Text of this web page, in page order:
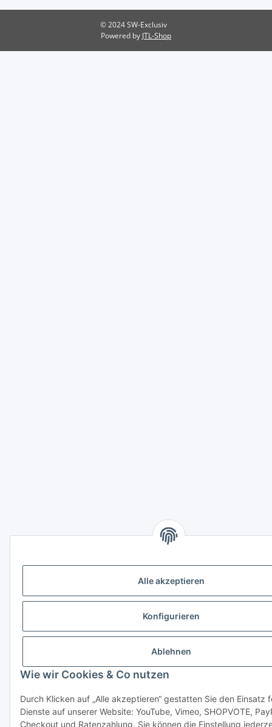
Alle akzeptieren
Konfigurieren
Ablehnen
Wie wir Cookies & Co nutzen
Durch Klicken auf „Alle akzeptieren“ gestatten Sie den Einsatz
Dienste auf unserer Website: YouTube, Vimeo, SHOPVOTE,
Checkout und Ratenzahlung. Sie können die Einstellung
© 2024 SW-Exclusiv
Powered by JTL-Shop